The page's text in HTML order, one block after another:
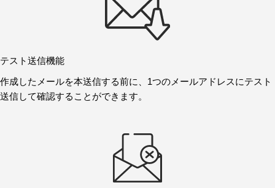
テスト送信機能
作成したメールを本送信する前に、1つのメールアドレスにテスト
送信して確認することができます。